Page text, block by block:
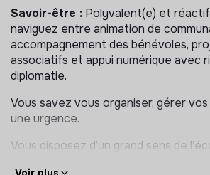
-> Enregistrer et contrôler les
aux cotisations et commandes des
Participation à la vie associative
-> Participer aux événements des
(rencontres régionales,
-> Contribuer à l’organisation et
nationale, journée nouvelles
délégués territoriaux
Savoir-être : Polyvalent(e) et
naviguez entre animation de
accompagnement des bénévoles,
associatifs et appui numérique avec
diplomatie.
Vous savez vous organiser, gérer
une urgence.
Vous disposez d’un grand sens de